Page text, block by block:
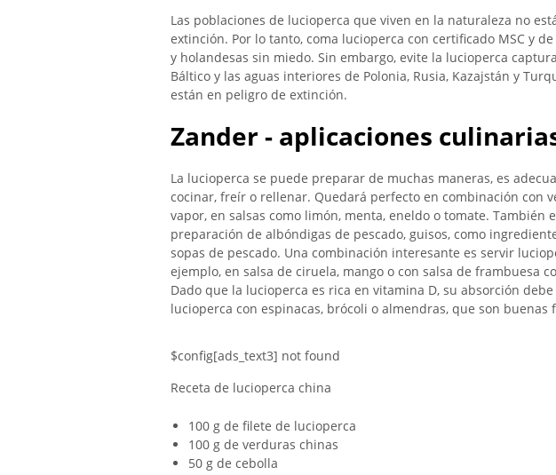
Las poblaciones de lucioperca que viven en la naturaleza no
extinción. Por lo tanto, coma lucioperca con certificado MSC y
y holandesas sin miedo. Sin embargo, evite la lucioperca
Báltico y las aguas interiores de Polonia, Rusia, Kazajstán y
están en peligro de extinción.
Zander - aplicaciones
La lucioperca se puede preparar de muchas maneras, es
cocinar, freír o rellenar. Quedará perfecto en combinación con
vapor, en salsas como limón, menta, eneldo o tomate. También
preparación de albóndigas de pescado, guisos, como
sopas de pescado. Una combinación interesante es servir
ejemplo, en salsa de ciruela, mango o con salsa de frambuesa
Dado que la lucioperca es rica en vitamina D, su absorción
lucioperca con espinacas, brócoli o almendras, que son buenas
$config[ads_text3] not found
Receta de lucioperca china
100 g de filete de lucioperca
100 g de verduras chinas
50 g de cebolla